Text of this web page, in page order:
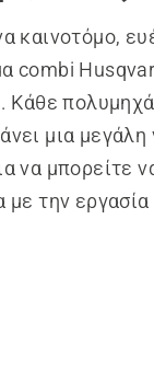
καινοτόμο,
combi
Κάθε
μια μεγάλη
να μπορείτε
με την εργασία